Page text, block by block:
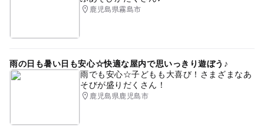
鹿児島県霧島市
雨の日も暑い日も安心☆快適な屋内で思いっきり遊ぼう♪
雨でも安心☆子どもも大喜び！さまざまなあ
そびが盛りだくさん！
鹿児島県鹿児島市